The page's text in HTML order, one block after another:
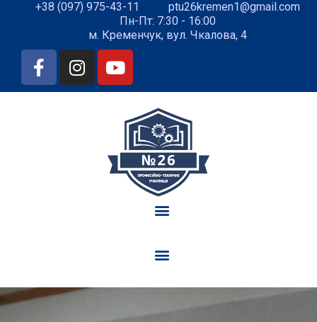
+38 (097) 975-43-11
ptu26kremen1@gmail.com
Пн-Пт: 7:30 - 16:00
м. Кременчук, вул. Чкалова, 4